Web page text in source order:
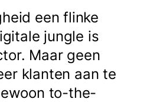
een flinke
jungle is
Maar geen
klanten aan te
to-the-